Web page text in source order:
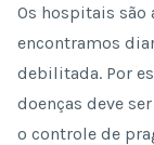
Os hospitais
encontramos
debilitada. Por
doenças deve
o controle de